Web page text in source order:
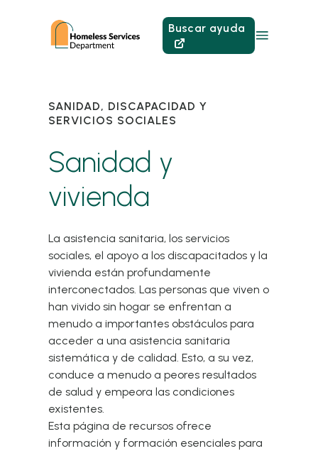
Buscar ayuda
SANIDAD, DISCAPACIDAD Y
SERVICIOS SOCIALES
Sanidad y
vivienda
La asistencia sanitaria, los servicios
sociales, el apoyo a los discapacitados y la
vivienda están profundamente
interconectados. Las personas que viven o
han vivido sin hogar se enfrentan a
menudo a importantes obstáculos para
acceder a una asistencia sanitaria
sistemática y de calidad. Esto, a su vez,
conduce a menudo a peores resultados
de salud y empeora las condiciones
existentes.
Esta página de recursos ofrece
información y formación esenciales para